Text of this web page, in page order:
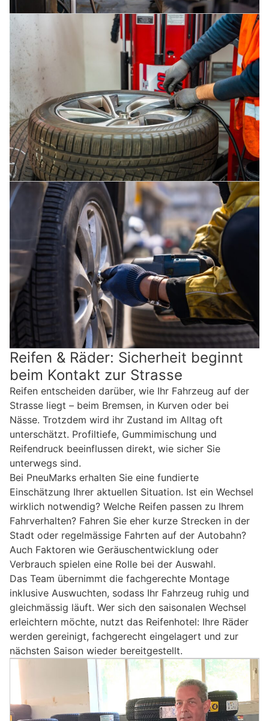
Reifen & Räder: Sicherheit beginnt
beim Kontakt zur Strasse
Reifen entscheiden darüber, wie Ihr Fahrzeug auf der
Strasse liegt – beim Bremsen, in Kurven oder bei
Nässe. Trotzdem wird ihr Zustand im Alltag oft
unterschätzt. Profiltiefe, Gummimischung und
Reifendruck beeinflussen direkt, wie sicher Sie
unterwegs sind.
Bei PneuMarks erhalten Sie eine fundierte
Einschätzung Ihrer aktuellen Situation. Ist ein Wechsel
wirklich notwendig? Welche Reifen passen zu Ihrem
Fahrverhalten? Fahren Sie eher kurze Strecken in der
Stadt oder regelmässige Fahrten auf der Autobahn?
Auch Faktoren wie Geräuschentwicklung oder
Verbrauch spielen eine Rolle bei der Auswahl.
Das Team übernimmt die fachgerechte Montage
inklusive Auswuchten, sodass Ihr Fahrzeug ruhig und
gleichmässig läuft. Wer sich den saisonalen Wechsel
erleichtern möchte, nutzt das Reifenhotel: Ihre Räder
werden gereinigt, fachgerecht eingelagert und zur
nächsten Saison wieder bereitgestellt.